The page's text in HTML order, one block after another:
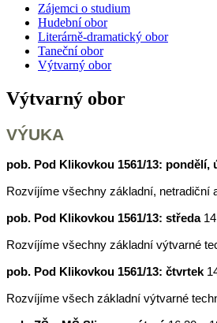
Zájemci o studium
Hudební obor
Literárně-dramatický obor
Taneční obor
Výtvarný obor
Výtvarný obor
VÝUKA
pob. Pod Klikovkou 1561/13: pondělí,
Rozvíjíme všechny základní, netradiční
pob. Pod Klikovkou 1561/13: středa
Rozvíjíme všechny základní výtvarné
pob. Pod Klikovkou 1561/13: čtvrtek
Rozvíjíme všech základní výtvarné